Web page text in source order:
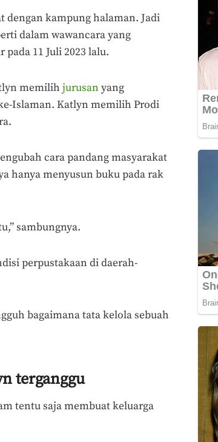
dengan kampung halaman. Jadi
dalam wawancara yang
11 Juli 2023 lalu.
memilih jurusan yang
Islaman. Katlyn memilih Prodi
cara pandang masyarakat
hanya menyusun buku pada rak
sambungnya.
perpustakaan di daerah-
bagaimana tata kelola sebuah
terganggu
tentu saja membuat keluarga